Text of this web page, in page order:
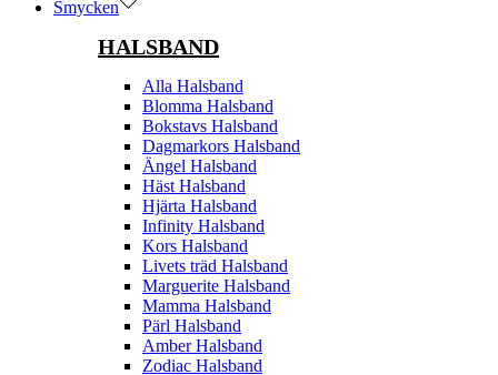
Smycken
HALSBAND
Alla Halsband
Blomma Halsband
Bokstavs Halsband
Dagmarkors Halsband
Ängel Halsband
Häst Halsband
Hjärta Halsband
Infinity Halsband
Kors Halsband
Livets träd Halsband
Marguerite Halsband
Mamma Halsband
Pärl Halsband
Amber Halsband
Zodiac Halsband